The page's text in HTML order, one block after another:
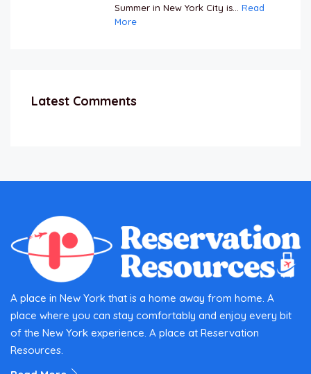
Summer in New York City is... Read
More
Latest Comments
A place in New York that is a home away from home. A
place where you can stay comfortably and enjoy every bit
of the New York experience. A place at Reservation
Resources.